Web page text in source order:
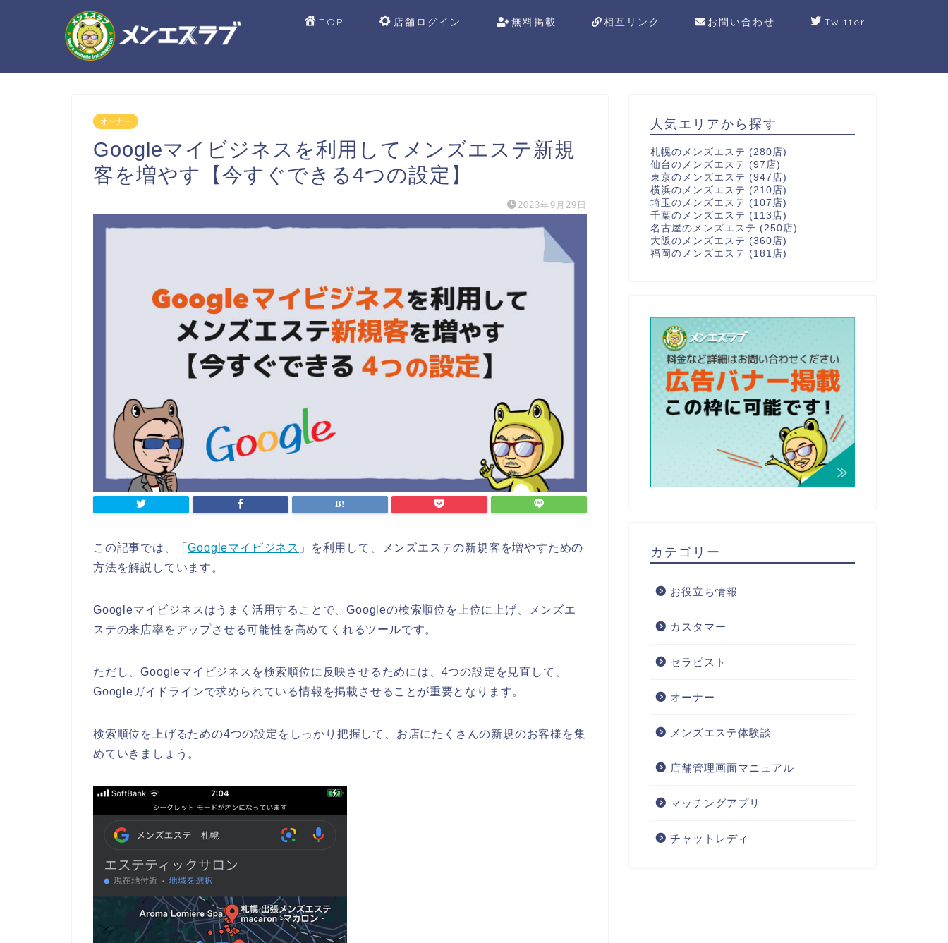
TOP 店舗ログイン 無料掲載 相互リンク お問い合わせ Twitter
オーナー
Googleマイビジネスを利用してメンズエステ新規
客を増やす【今すぐできる4つの設定】
2023年9月29日
この記事では、「Googleマイビジネス 」を利用して、メンズエステの新規客を増やすための
方法を解説しています。
Googleマイビジネスはうまく活用することで、Googleの検索順位を上位に上げ、メンズエ
ステの来店率をアップさせる可能性を高めてくれるツールです。
ただし、Googleマイビジネスを検索順位に反映させるためには、4つの設定を見直して、
Googleガイドラインで求められている情報を掲載させることが重要となります。
検索順位を上げるための4つの設定をしっかり把握して、お店にたくさんの新規のお客様を集
めていきましょう。
人気エリアから探す
札幌のメンズエステ (280店)
仙台のメンズエステ (97店)
東京のメンズエステ (947店)
横浜のメンズエステ (210店)
埼玉のメンズエステ (107店)
千葉のメンズエステ (113店)
名古屋のメンズエステ (250店)
大阪のメンズエステ (360店)
福岡のメンズエステ (181店)
カテゴリー
お役立ち情報
カスタマー
セラピスト
オーナー
メンズエステ体験談
店舗管理画面マニュアル
マッチングアプリ
チャットレディ